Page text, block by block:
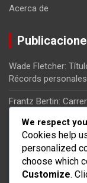
Acerca de
Wade Fletcher:
Récords personales
Frantz Bertin:
Kervens Belfort:
nacional, Partidos
Jean-Jacques
We respect
Cookies help
personalized
choose which
Customize.